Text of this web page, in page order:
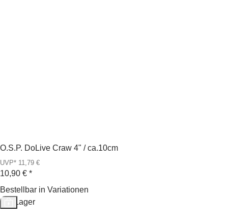
O.S.P. DoLive Craw 4" / ca.10cm
UVP* 11,79 €
10,90 € *
Bestellbar in Variationen
Auf Lager